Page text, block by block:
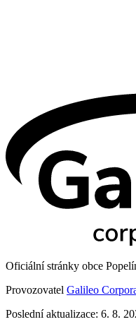
Oficiální stránky obce
Provozovatel Galileo
Poslední aktualizace: 6. 8.